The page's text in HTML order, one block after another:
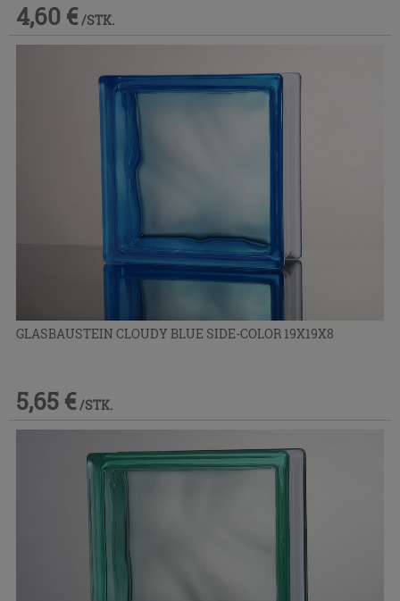
4,60 € /STK.
GLASBAUSTEIN CLOUDY BLUE SIDE-COLOR 19X19X8
5,65 € /STK.